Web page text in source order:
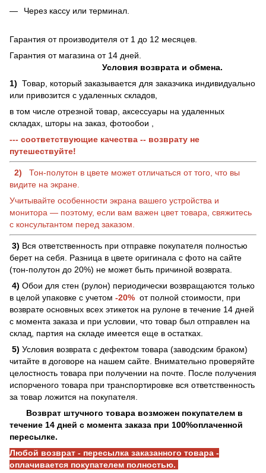
Через кассу или терминал.
Гарантия от производителя от 1 до 12 месяцев.
Гарантия от магазина от 14 дней.
Условия возврата и обмена.
1) Товар, который заказывается для заказчика индивидуально
или привозится с удаленных складов,
в том числе отрезной товар, аксессуары на удаленных
складах, шторы на заказ, фотообои ,
--- соответствующие качества -- возврату не
путешествуйте!
2)
Тон-полутон в цвете может отличаться от того, что вы
видите на экране.
Учитывайте особенности экрана вашего устройства и
монитора — поэтому, если вам важен цвет товара, свяжитесь
с консультантом перед заказом.
3) Вся ответственность при отправке покупателя полностью
берет на себя. Разница в цвете оригинала с фото на сайте
(тон-полутон до 20%) не может быть причиной возврата.
4) Обои для стен (рулон) периодически возвращаются только
в целой упаковке с учетом -20% от полной стоимости, при
возврате основных всех этикеток на рулоне в течение 14 дней
с момента заказа и при условии, что товар был отправлен на
склад, партия на складе имеется еще в остатках.
5) Условия возврата с дефектом товара (заводским браком)
читайте в договоре на нашем сайте. Внимательно проверяйте
целостность товара при получении на почте. После получения
испорченого товара при транспортировке вся ответственность
за товар ложится на покупателя.
Возврат штучного товара возможен покупателем в
течение 14 дней с момента заказа при 100%оплаченной
пересылке.
Любой возврат - пересылка заказанного товара -
оплачивается покупателем полностью.